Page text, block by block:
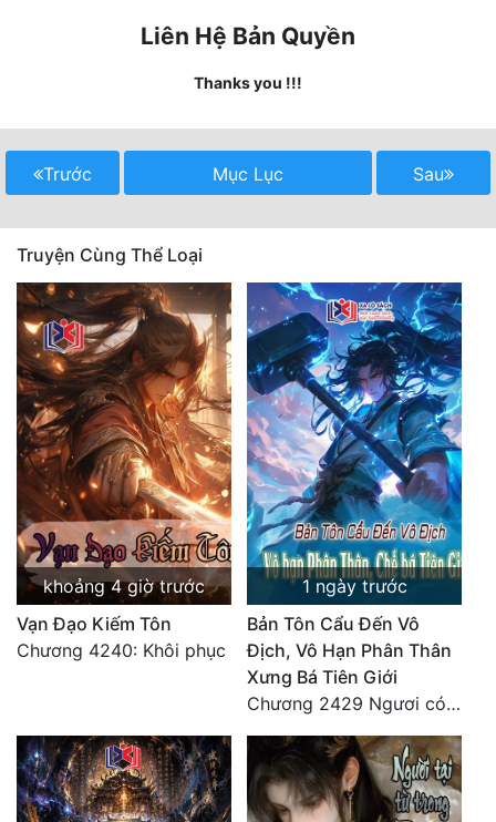
Phong Thủy - Tâm Linh
Phương Tây
Phản Phái
Quan Trường
Quân Sự
Sảng Văn
Sắc
Sủng
Thanh Xuân
Tiên Hiệp
Tiểu Thuyết
Trùng Sinh
Trọng Sinh
Liên Hệ Bản Quyền
Thanks you !!!
Trước Mục Lục Sau
Truyện Cùng Thể Loại
khoảng 4 giờ trước
Vạn Đạo Kiếm Tôn
Chương 4240: Khôi phục
1 ngày trước
Bản Tôn Cẩu Đến Vô
Địch, Vô Hạn Phân Thân
Xưng Bá Tiên Giới
Chương 2429 Ngươi có tuệ nhãn? Ta có...